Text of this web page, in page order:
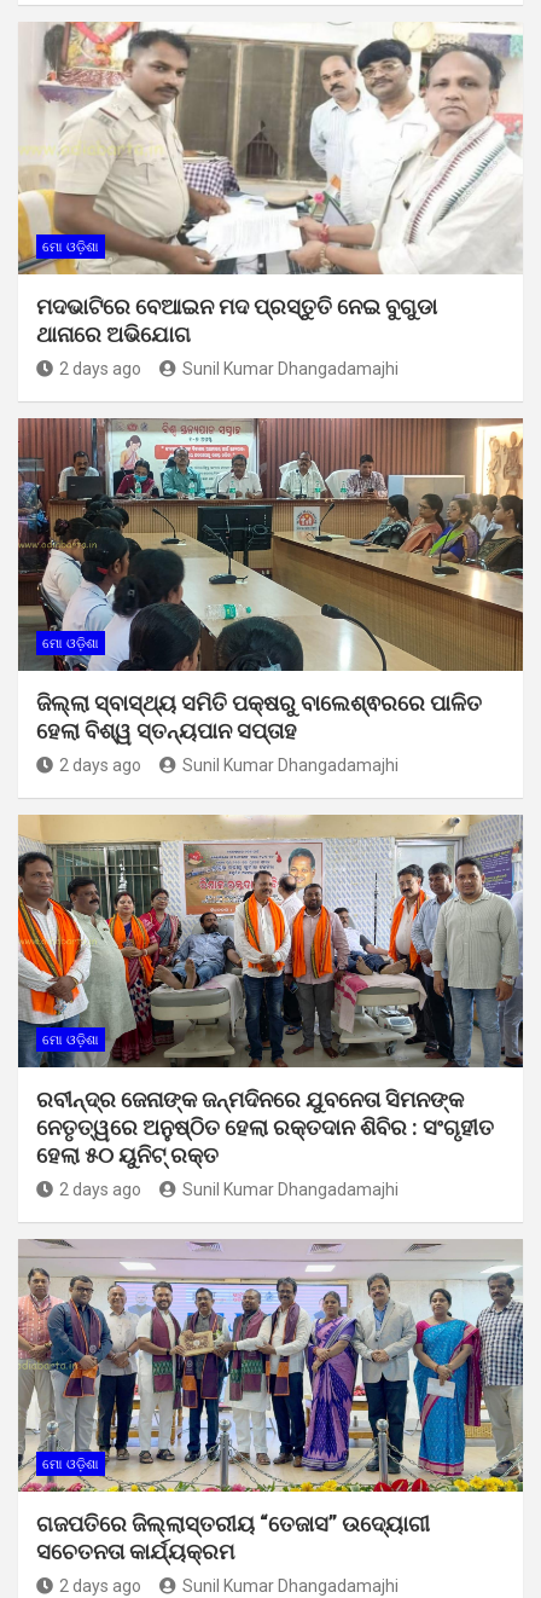
ମୋ ଓଡ଼ିଶା
ମଦଭାଟିରେ ବେଆଇନ ମଦ ପ୍ରସ୍ତୁତି ନେଇ ବୁଗୁଡା
ଥାନାରେ ଅଭିଯୋଗ
2 days ago Sunil Kumar Dhangadamajhi
ମୋ ଓଡ଼ିଶା
ଜିଲ୍ଲା ସ୍ବାସ୍ଥ୍ୟ ସମିତି ପକ୍ଷରୁ ବାଲେଶ୍ଵରରେ ପାଳିତ
ହେଲା ବିଶ୍ୱ ସ୍ତନ୍ୟପାନ ସପ୍ତାହ
2 days ago Sunil Kumar Dhangadamajhi
ମୋ ଓଡ଼ିଶା
ରବୀନ୍ଦ୍ର ଜେନାଙ୍କ ଜନ୍ମଦିନରେ ଯୁବନେତା ସିମନଙ୍କ
ନେତୃତ୍ୱରେ ଅନୁଷ୍ଠିତ ହେଲା ରକ୍ତଦାନ ଶିବିର : ସଂଗୃହୀତ
ହେଲା ୫୦ ୟୁନିଟ୍ ରକ୍ତ
2 days ago Sunil Kumar Dhangadamajhi
ମୋ ଓଡ଼ିଶା
ଗଜପତିରେ ଜିଲ୍ଲାସ୍ତରୀୟ “ତେଜାସ” ଉଦ୍ୟୋଗୀ
ସଚେତନତା କାର୍ଯ୍ୟକ୍ରମ
2 days ago Sunil Kumar Dhangadamajhi